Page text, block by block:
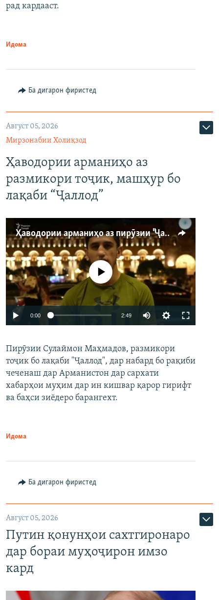
рад кардааст.
Идома
Ба дигарон фиристед
Август 05, 2026
Мирзонабии Холиқзод
Ҳаводории арманиҳо аз
размикори тоҷик, машҳур бо
лақаби “Ҷаллод”
Ҳаводории арманиҳо аз пирӯзии "Ҷаллод"-и тоҷик
Auto 240p 360p 480p
720p 1080p
Феълан кор намекунад
0:00 2:49
360p
480p
Пирӯзии Сулаймон Маҳмадов, размикори
тоҷик бо лақаби "Ҷаллод", дар набард бо рақиби
чеченаш дар Арманистон дар сархати
хабарҳои муҳим дар ин кишвар қарор гирифт
ва баҳси зиёдеро барангехт.
Идома
Ба дигарон фиристед
Август 05, 2026
Путин қонунҳои сахтгиронаро
дар бораи муҳоҷирон имзо
кард